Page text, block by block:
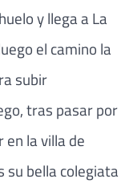
y llega a La
el camino la
subir
tras pasar por
la villa de
su bella colegiata